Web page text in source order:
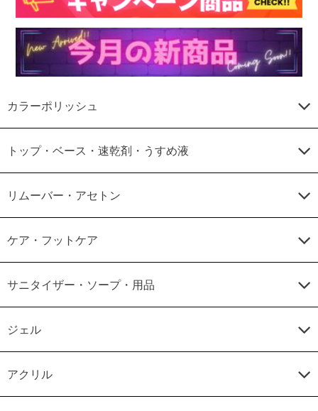
カラーポリッシュ
トップ・ベース・速乾剤・うすめ液
リムーバー・アセトン
ケア・フットケア
サニタイザー・ソープ・用品
ジェル
アクリル